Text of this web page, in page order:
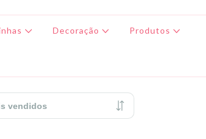
Decoração Produtos